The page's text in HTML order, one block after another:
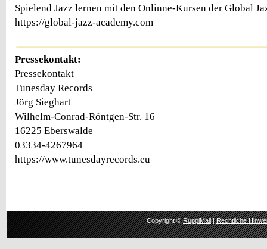
Spielend Jazz lernen mit den Onlinne-Kursen der Global
https://global-jazz-academy.com
Pressekontakt:
Pressekontakt
Tunesday Records
Jörg Sieghart
Wilhelm-Conrad-Röntgen-Str. 16
16225 Eberswalde
03334-4267964
https://www.tunesdayrecords.eu
Copyright ©RuppiMail|Rechtliche